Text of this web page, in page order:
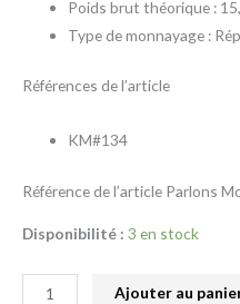
Poids brut théorique :
Type de monnayage :
Références de l’article
KM#134
Référence de l’article Parlons
Disponibilité : 3 en stock
Ajouter au